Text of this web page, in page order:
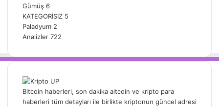
Gümüş 6
KATEGORİSİZ 5
Paladyum 2
Analizler 722
Bitcoin haberleri, son dakika altcoin ve kripto para
haberleri tüm detayları ile birlikte kriptonun güncel adresi